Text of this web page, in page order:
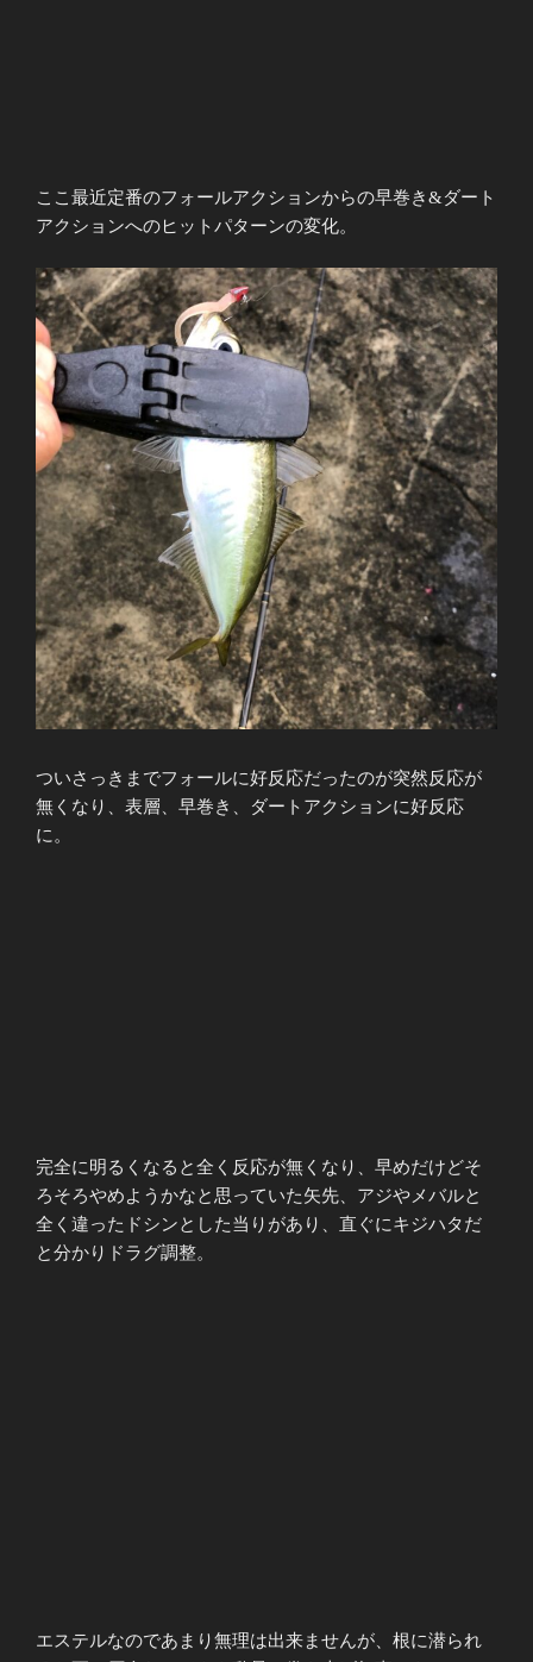
ここ最近定番のフォールアクションからの早巻き&ダート
アクションへのヒットパターンの変化。
ついさっきまでフォールに好反応だったのが突然反応が
無くなり、表層、早巻き、ダートアクションに好反応
に。
完全に明るくなると全く反応が無くなり、早めだけどそ
ろそろやめようかなと思っていた矢先、アジやメバルと
全く違ったドシンとした当りがあり、直ぐにキジハタだ
と分かりドラグ調整。
エステルなのであまり無理は出来ませんが、根に潜られ